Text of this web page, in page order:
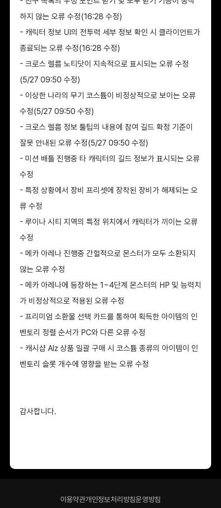
하지 않는 오류 수정(16:28 수정)
- 캐릭터 정보 UI의 전투력 세부 정보 확인 시 클라이언트가
종료되는 오류 수정(16:28 수정)
- 크로스 렐름 노티닷이 지속적으로 표시되는 오류 수정
(5/27 09:50 수정)
- 이상한 나라의 무기 코스튬이 비정상적으로 보이는 오류
수정(5/27 09:50 수정)
- 크로스 렐름 정보 툴팁의 내용에 참여 길드 확정 기준이
잘못 안내된 오류 수정(5/27 09:50 수정)
- 미션 배틀 진행중 타 캐릭터의 길드 정보가 표시되는 오류
수정
- 특정 상황에서 장비 프리셋에 장착된 장비가 해제되는 오
류 수정
- 루이나 시티 지역의 특정 위치에서 캐릭터가 끼이는 오류
수정
- 메카 아레나 진행중 간헐적으로 몬스터가 모두 소환되지
않는 오류 수정
- 메카 아레나에 등장하는 1~4단계 몬스터의 HP 및 능력치
가 비정상적으로 적용된 오류 수정
- 프리미엄 소환물 선택 카드를 통하여 획득한 아이템의 인
벤토리 정렬 순서가 PC와 다른 오류 수정
- 캐시샵 Alz 상품 일괄 구매 시 코스튬 종류의 아이템이 인
벤토리 슬롯 개수에 영향을 받는 오류 수정
감사합니다.
이용약관개인정보처리방침운영방침